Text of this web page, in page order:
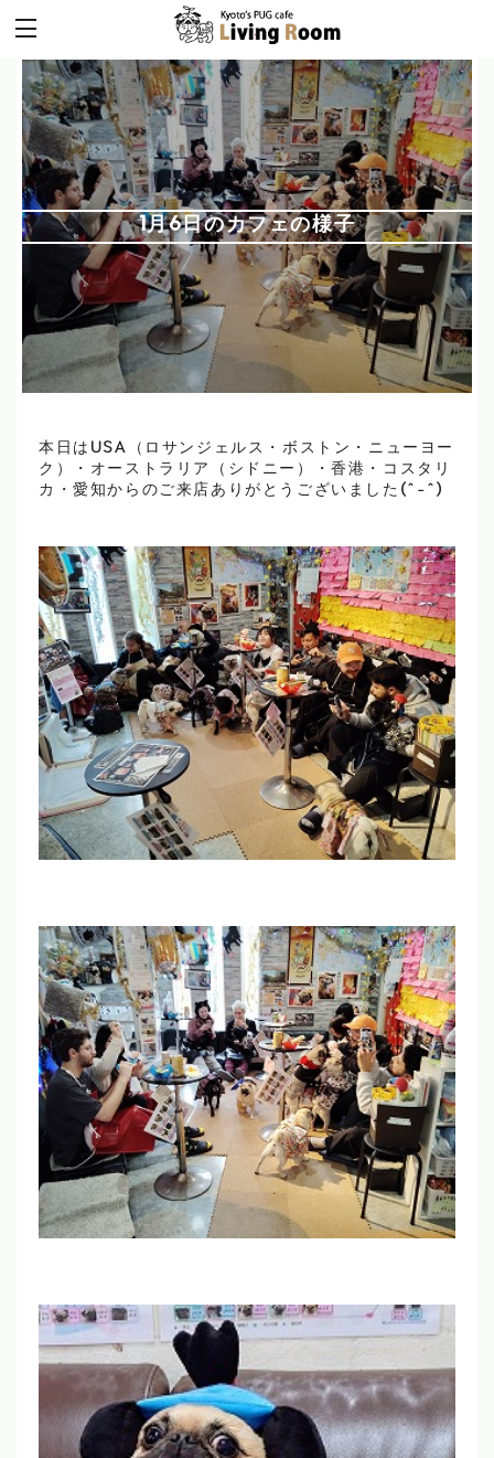
1月6日のカフェの様子
本日はUSA（ロサンジェルス・ボストン・ニューヨー
ク）・オーストラリア（シドニー）・香港・コスタリ
カ・愛知からのご来店ありがとうございました(^-^)